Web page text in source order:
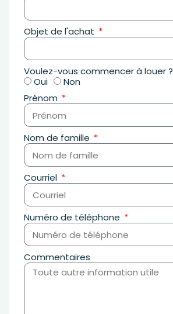
Objet de l'achat
Voulez-vous commencer à louer ?
Oui
Non
Prénom
Nom de famille
Courriel
Numéro de téléphone
Commentaires